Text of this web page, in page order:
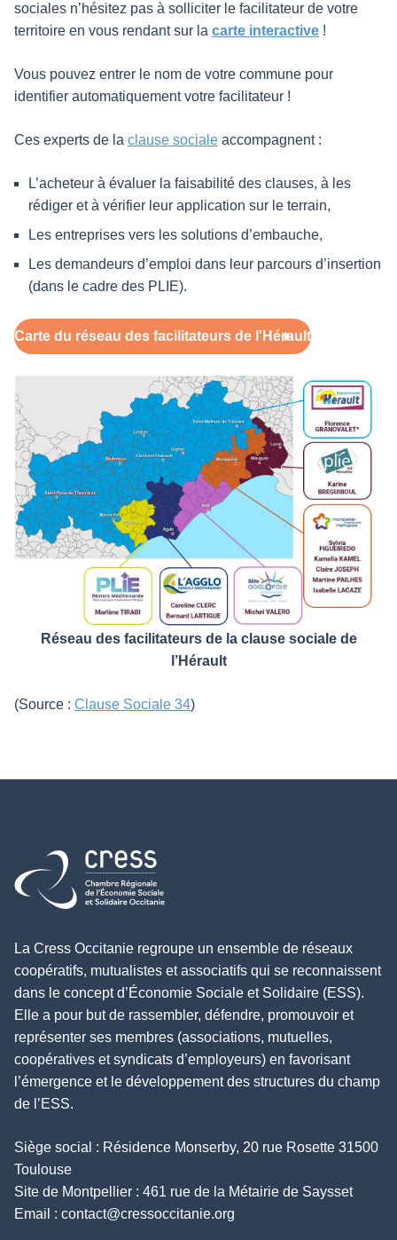
sociales n’hésitez pas à solliciter le facilitateur de votre
territoire en vous rendant sur la carte interactive !
Vous pouvez entrer le nom de votre commune pour
identifier automatiquement votre facilitateur !
Ces experts de la clause sociale accompagnent :
L’acheteur à évaluer la faisabilité des clauses, à les
rédiger et à vérifier leur application sur le terrain,
Les entreprises vers les solutions d’embauche,
Les demandeurs d’emploi dans leur parcours d’insertion
(dans le cadre des PLIE).
Carte du réseau des facilitateurs de l'Hérault
Réseau des facilitateurs de la clause sociale de
l’Hérault
(Source : Clause Sociale 34)
Retour à l'accueil
La Cress Occitanie regroupe un ensemble de réseaux
coopératifs, mutualistes et associatifs qui se reconnaissent
dans le concept d’Économie Sociale et Solidaire (ESS).
Elle a pour but de rassembler, défendre, promouvoir et
représenter ses membres (associations, mutuelles,
coopératives et syndicats d’employeurs) en favorisant
l’émergence et le développement des structures du champ
de l’ESS.
Siège social : Résidence Monserby, 20 rue Rosette 31500
Toulouse
Site de Montpellier : 461 rue de la Métairie de Saysset
Email : contact@cressoccitanie.org